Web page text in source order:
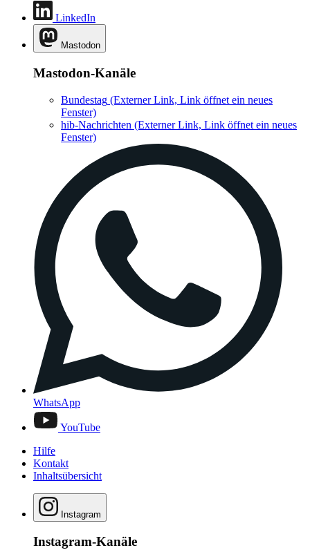
LinkedIn
Mastodon
Mastodon-Kanäle
Bundestag (Externer Link, Link öffnet ein neues
Fenster)
hib-Nachrichten (Externer Link, Link öffnet ein neues
Fenster)
WhatsApp
YouTube
Hilfe
Kontakt
Inhaltsübersicht
Instagram
Instagram-Kanäle